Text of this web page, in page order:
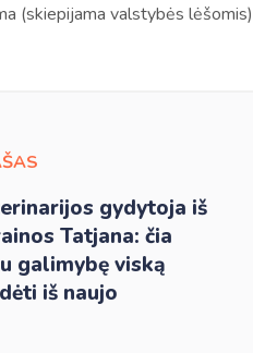
(skiepijama valstybės
gydytoja iš
Tatjana: čia
galimybę viską
iš naujo